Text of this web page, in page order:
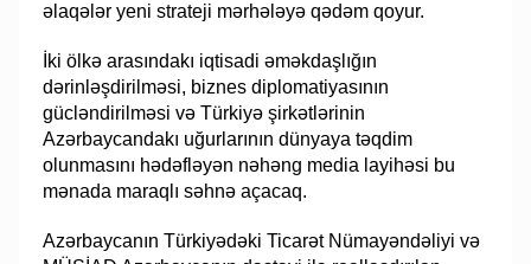
əlaqələr yeni strateji mərhələyə qədəm qoyur.
İki ölkə arasındakı iqtisadi əməkdaşlığın
dərinləşdirilməsi, biznes diplomatiyasının
gücləndirilməsi və Türkiyə şirkətlərinin
Azərbaycandakı uğurlarının dünyaya təqdim
olunmasını hədəfləyən nəhəng media layihəsi bu
mənada maraqlı səhnə açacaq.
Azərbaycanın Türkiyədəki Ticarət Nümayəndəliyi və